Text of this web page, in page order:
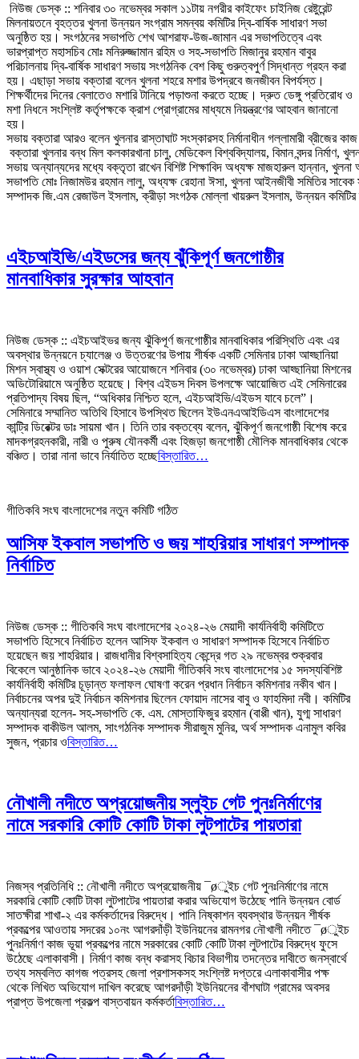
নিউজ ডেস্ক :: শনিবার ৩০ নভেম্বর সকাল ১১টায় নগরীর কাইফেং চাইনিজ রেষ্টুরেন্ট
মিলনায়তনে বৃহত্তর খুলনা উন্নয়ন সংগ্রাম সমন্বয় কমিটির দ্বি-বার্ষিক সাধারণ সভা
অনুষ্ঠিত হয়। সংগঠনের সভাপতি শেখ আশরাফ-উজ-জামান এর সভাপতিত্বে এবং
ভারপ্রাপ্ত মহাসচিব মোঃ মনিরুজ্জামান রহিম ও সহ-সভাপতি মিজানুর রহমান বাবুর
পরিচালনায় দ্বি-বার্ষিক সাধারণ সভায় সংগঠনিক বেশ কিছু গুরুত্বপুর্ণ সিদ্ধান্ত গ্রহন করা
হয়। এছাড়া সভায় বক্তারা বলেন খুলনা শহরে মশার উপদ্রবে জনজীবন বিপর্যস্ত।
শিক্ষর্থীদের দিনের বেলাতেও মশারি টানিয়ে পড়াশুনা করতে হচ্ছে। দ্রুত ডেঙ্গু প্রতিরোধ ও
মশা নিধনে সংশ্লিষ্ট কর্তৃপক্ষকে ক্রাশ প্রোগ্রামের মাধ্যমে নিয়ন্ত্রণের আহবান জানানো
হয়।
সভায় বক্তারা আরও বলেন খুলনার রাস্তাঘাট সংস্কারসহ নির্মানাধীন গল্লামারী
বক্তারা খুলনার বন্ধ মিল কলকারখানা চালু, মেডিকেল বিশ্ববিদ্যালয়, বিমান বন্দর
সভায় অন্যান্যদের মধ্যে বক্তৃতা রাখেন বিশিষ্ট শিক্ষাবিদ অধ্যক্ষ মাজহারুল হান্নান,
সভাপতি মোঃ নিজামউর রহমান লালু, অধ্যক্ষ রেহানা ঈসা, খুলনা আইনজীবী সমিতির
সম্পাদক জি.এম রেজাউল ইসলাম, ক্রীড়া সংগঠক মোল্লা খায়রুল ইসলাম, উন্নয়ন
এইচআইভি/এইডসের জন্য ঝুঁকিপূর্ণ জনগোষ্ঠীর
মানবাধিকার সুরক্ষার আহবান
নিউজ ডেস্ক :: এইচআইভর জন্য ঝুঁকিপূর্ণ জনগোষ্ঠীর মানবাধিকার পরিস্থিতি এবং এর
অবস্থার উন্নয়নে চ্যালেঞ্জ ও উত্তরণের উপায় শীর্ষক একটি সেমিনার ঢাকা আহ্ছানিয়া
মিশন স্বাস্থ্য ও ওয়াশ সেক্টরের আয়োজনে শনিবার (৩০ নভেম্বর) ঢাকা আহ্ছানিয়া মিশনের
অডিটোরিয়ামে অনুষ্ঠিত হয়েছে। বিশ্ব এইডস দিবস উপলক্ষে আয়োজিত এই সেমিনারের
প্রতিপাদ্য বিষয় ছিল, “অধিকার নিশ্চিত হলে, এইচআইভি/এইডস যাবে চলে”।
সেমিনারে সম্মানিত অতিথি হিসাবে উপস্থিত ছিলেন ইউএনএআইডিএস বাংলাদেশের
কান্ট্রি ডিরেক্টর ডাঃ সায়মা খান। তিনি তার বক্তব্যে বলেন, ঝুঁকিপূর্ণ জনগোষ্ঠী বিশেষ করে
মাদকগ্রহনকারী, নারী ও পুরুষ যৌনকর্মী এবং হিজড়া জনগোষ্ঠী মৌলিক মানবাধিকার থেকে
বঞ্চিত। তারা নানা ভাবে নির্যাতিত হচ্ছেবিস্তারিত…
গীতিকবি সংঘ বাংলাদেশের নতুন কমিটি গঠিত
আসিফ ইকবাল সভাপতি ও জয় শাহরিয়ার সাধারণ সম্পাদক
নির্বাচিত
নিউজ ডেস্ক :: গীতিকবি সংঘ বাংলাদেশের ২০২৪-২৬ মেয়াদী কার্যনির্বাহী কমিটিতে
সভাপতি হিসেবে নির্বাচিত হলেন আসিফ ইকবাল ও সাধারণ সম্পাদক হিসেবে নির্বাচিত
হয়েছেন জয় শাহরিয়ার। রাজধানীর বিশ্বসাহিত্য কেন্দ্রে গত ২৯ নভেম্বর শুক্রবার
বিকেলে আনুষ্ঠানিক ভাবে ২০২৪-২৬ মেয়াদী গীতিকবি সংঘ বাংলাদেশের ১৫ সদস্যবিশিষ্ট
কার্যনির্বাহী কমিটির চূড়ান্ত ফলাফল ঘোষণা করেন প্রধান নির্বাচন কমিশনার নকীব খান।
নির্বাচনের অপর দুই নির্বাচন কমিশনার ছিলেন ফোয়াদ নাসের বাবু ও ফাহমিদা নবী। কমিটির
অন্যান্যরা হলেন- সহ-সভাপতি কে. এম. মোস্তাফিজুর রহমান (বাপ্পী খান), যুগ্ম সাধারণ
সম্পাদক বাকীউল আলম, সাংগঠনিক সম্পাদক সীরাজুম মুনির, অর্থ সম্পাদক এনামুল কবির
সুজন, প্রচার ওবিস্তারিত…
নৌখালী নদীতে অপ্রয়োজনীয় স্লুইচ গেট পুনঃনির্মাণের
নামে সরকারি কোটি কোটি টাকা লুটপাটের পায়তারা
নিজস্ব প্রতিনিধি :: নৌখালী নদীতে অপ্রয়োজনীয় ¯øুইচ গেট পুনঃনির্মাণের নামে
সরকারি কোটি কোটি টাকা লুটপাটের পায়তারা করার অভিযোগ উঠেছে পানি উন্নয়ন বোর্ড
সাতক্ষীরা শাখা-২ এর কর্মকর্তাদের বিরুদ্ধে। পানি নিষ্কাশন ব্যবস্থার উন্নয়ন শীর্ষক
প্রকল্পের আওতায় সদরের ১০নং আগরদাঁড়ী ইউনিয়নের রামনগর নৌখালী নদীতে ¯øুইচ
পুনঃনির্মাণ কাজ ভূয়া প্রকল্পের নামে সরকারের কোটি কোটি টাকা লুটপাটের বিরুদ্ধে ফুসে
উঠেছে এলাকাবাসী। নির্মাণ কাজ বন্ধ করাসহ বিচার বিভাগীয় তদন্তের দাবীতে জনস্বার্থে
তথ্য সম্বলিত কাগজ পত্রসহ জেলা প্রশাসকসহ সংশ্লিষ্ট দপ্তরে এলাকাবাসীর পক্ষ
থেকে লিখিত অভিযোগ দাখিল করেছে আগরদাঁড়ী ইউনিয়নের বাঁশঘাটা গ্রামের অবসর
প্রাপ্ত উপজেলা প্রকল্প বাস্তবায়ন কর্মকর্তাবিস্তারিত…